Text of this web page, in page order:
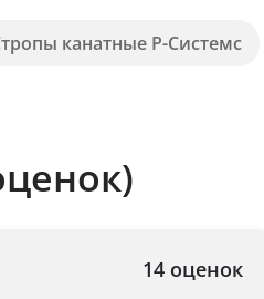
канатные Р-Системс
14 оценок